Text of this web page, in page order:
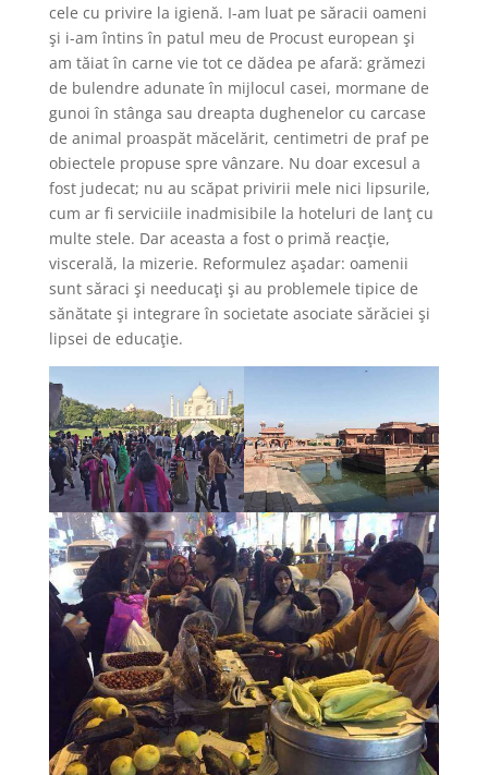
cele cu privire la igienă. I-am luat pe săracii oameni
şi i-am întins în patul meu de Procust european şi
am tăiat în carne vie tot ce dădea pe afară: grămezi
de bulendre adunate în mijlocul casei, mormane de
gunoi în stânga sau dreapta dughenelor cu carcase
de animal proaspăt măcelărit, centimetri de praf pe
obiectele propuse spre vânzare. Nu doar excesul a
fost judecat; nu au scăpat privirii mele nici lipsurile,
cum ar fi serviciile inadmisibile la hoteluri de lanţ cu
multe stele. Dar aceasta a fost o primă reacţie,
viscerală, la mizerie. Reformulez aşadar: oamenii
sunt săraci şi needucaţi şi au problemele tipice de
sănătate şi integrare în societate asociate sărăciei şi
lipsei de educaţie.